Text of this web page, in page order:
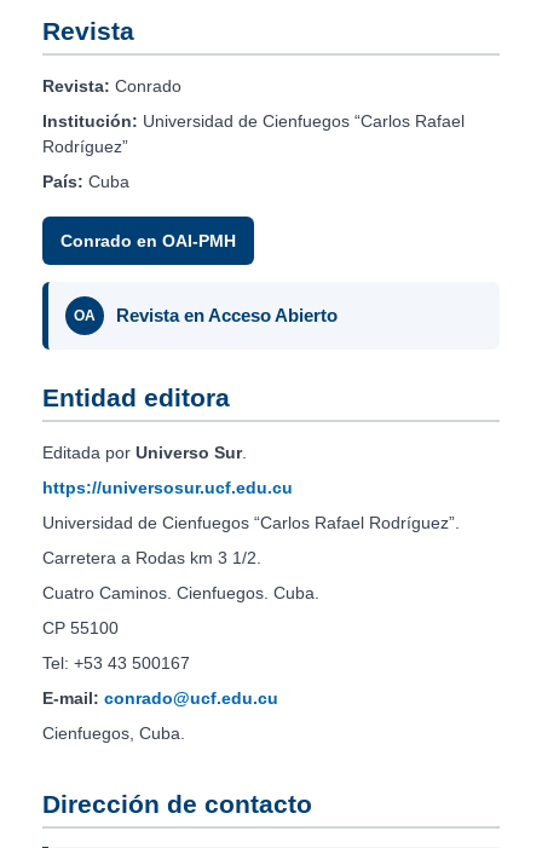
Revista
Revista: Conrado
Institución: Universidad de Cienfuegos “Carlos Rafael
Rodríguez”
País: Cuba
Conrado en OAI-PMH
OA Revista en Acceso Abierto
Entidad editora
Editada por Universo Sur.
https://universosur.ucf.edu.cu
Universidad de Cienfuegos “Carlos Rafael Rodríguez”.
Carretera a Rodas km 3 1/2.
Cuatro Caminos. Cienfuegos. Cuba.
CP 55100
Tel: +53 43 500167
E-mail: conrado@ucf.edu.cu
Cienfuegos, Cuba.
Dirección de contacto